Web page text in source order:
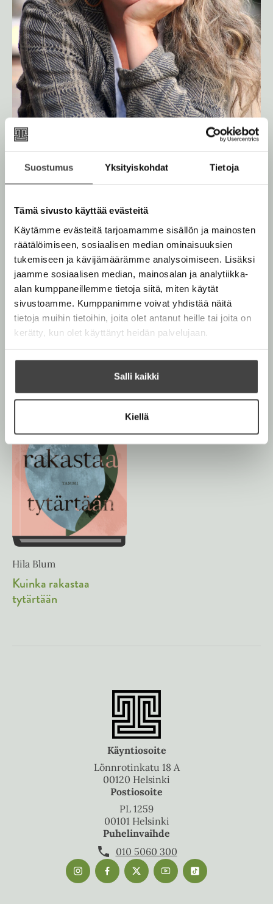
Suostumus Yksityiskohdat Tietoja
Tämä sivusto käyttää evästeitä
Käytämme evästeitä tarjoamamme sisällön ja mainosten
räätälöimiseen, sosiaalisen median ominaisuuksien
tukemiseen ja kävijämäärämme analysoimiseen. Lisäksi
jaamme sosiaalisen median, mainosalan ja analytiikka-
alan kumppaneillemme tietoja siitä, miten käytät
sivustoamme. Kumppanimme voivat yhdistää näitä
tietoja muihin tietoihin, joita olet antanut heille tai joita on
kerätty, kun olet käyttänyt heidän palvelujaan.
Salli kaikki
Kiellä
Kuva: Picasa
Teokset
Hila Blum
Kuinka rakastaa
tytärtään
Käyntiosoite
Lönnrotinkatu 18 A
00120 Helsinki
Postiosoite
PL 1259
00101 Helsinki
Puhelinvaihde
010 5060 300